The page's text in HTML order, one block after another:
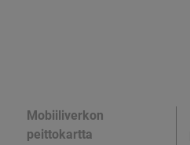
Mobiiliverkon
peittokartta